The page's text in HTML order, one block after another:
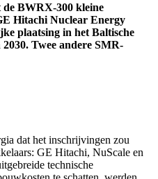
BWRX-300 kleine
Hitachi Nuclear Energy
plaatsing in het Baltische
Twee andere SMR-
dat het inschrijvingen zou
GE Hitachi, NuScale en
technische